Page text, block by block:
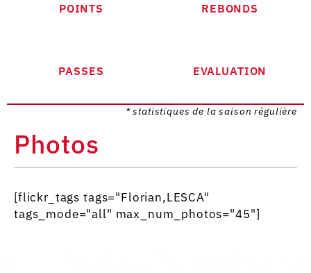
POINTS REBONDS
PASSES EVALUATION
* statistiques de la saison régulière
Photos
[flickr_tags tags="Florian,LESCA"
tags_mode="all" max_num_photos="45"]